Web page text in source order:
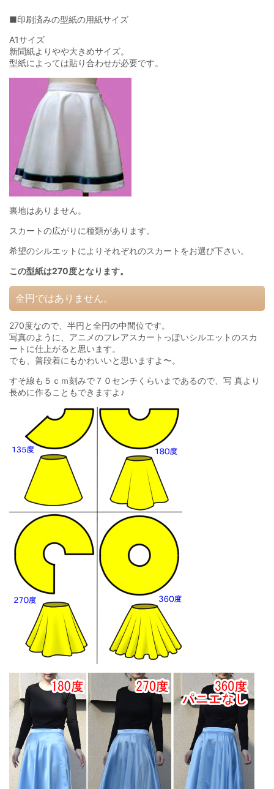
■印刷済みの型紙の用紙サイズ
A1サイズ
新聞紙よりやや大きめサイズ。
型紙によっては貼り合わせが必要です。
裏地はありません。
スカートの広がりに種類があります。
希望のシルエットによりそれぞれのスカートをお選び下さい。
この型紙は270度となります。
全円ではありません。
270度なので、半円と全円の中間位です。
写真のように、アニメのフレアスカートっぽいシルエットのスカ
ートに仕上がると思います。
でも、普段着にもかわいいと思いますよ〜。
すそ線も５ｃｍ刻みで７０センチくらいまであるので、写 真より
長めに作ることもできますよ♪